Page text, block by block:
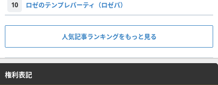
10 ロゼのテンプレパーティ（ロゼパ）
人気記事ランキングをもっと見る
権利表記